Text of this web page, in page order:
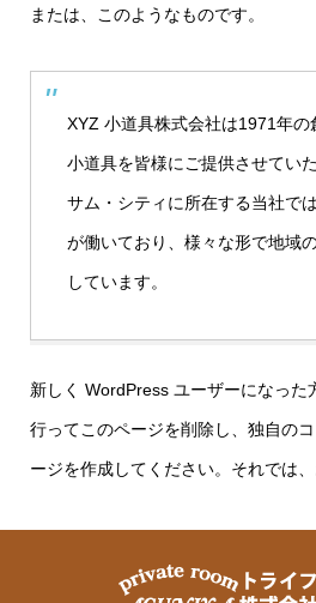
または、このようなものです。
XYZ 小道具株式会社は1971年
小道具を皆様にご提供させてい
サム・シティに所在する当社で
が働いており、様々な形で地域
しています。
新しく WordPress ユーザーになった
行ってこのページを削除し、独自の
ージを作成してください。それでは